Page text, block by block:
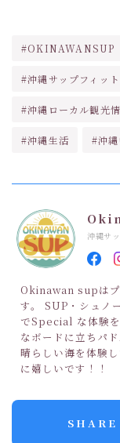
#OKINAWANSUP
#沖縄サップフィッ
#沖縄ローカル観光
#沖縄生活 #沖
沖縄サ
Okinawan supはプ
す。 SUP・シュノ
でSpecial な体験
なボードに立ちパ
晴らしい海を体験
に嬉しいです！！
SHARE